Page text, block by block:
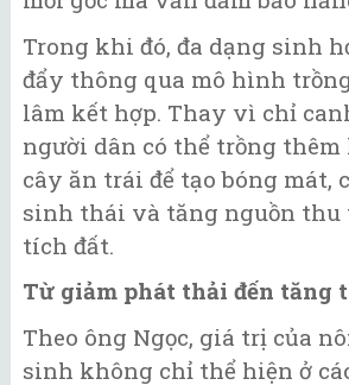
Trong khi đó, đa dạng sinh
đẩy thông qua mô hình
lâm kết hợp. Thay vì chỉ
người dân có thể trồng thêm
cây ăn trái để tạo bóng mát,
sinh thái và tăng nguồn thu
tích đất.
Từ giảm phát thải đến tăng
Theo ông Ngọc, giá trị của
sinh không chỉ thể hiện ở